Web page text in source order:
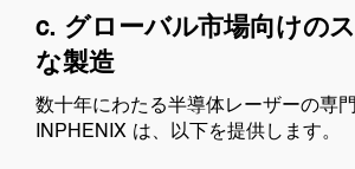
c. グローバル市場向けの
な製造
数十年にわたる半導体レーザーの専
INPHENIX は、以下を提供します。